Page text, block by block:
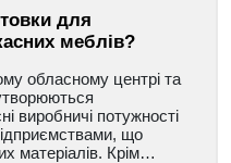
для
меблів?
обласному центрі та
виробничі потужності
що
матеріалів. Крім…